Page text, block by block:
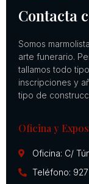
Contacta
Somos
arte funerario.
tallamos todo
inscripciones y
tipo de
Oficina y
Oficina: C/
Teléfono: